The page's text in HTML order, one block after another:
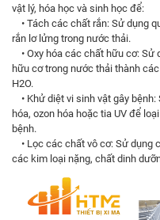
vật lý, hóa học và sinh học để:
• Tách các chất rắn: Sử dụng
rắn lơ lửng trong nước thải.
• Oxy hóa các chất hữu cơ: Sử
hữu cơ trong nước thải thành
H2O.
• Khử diệt vi sinh vật gây
hóa, ozon hóa hoặc tia UV để
bệnh.
• Lọc các chất vô cơ: Sử dụng
các kim loại nặng, chất dinh